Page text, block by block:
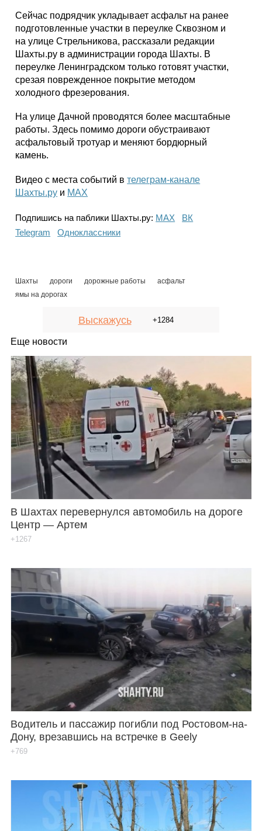
Сейчас подрядчик укладывает асфальт на ранее
подготовленные участки в переулке Сквозном и
на улице Стрельникова, рассказали редакции
Шахты.ру в администрации города Шахты. В
переулке Ленинградском только готовят участки,
срезая поврежденное покрытие методом
холодного фрезерования.
На улице Дачной проводятся более масштабные
работы. Здесь помимо дороги обустраивают
асфальтовый тротуар и меняют бордюрный
камень.
Видео с места событий втелеграм-канале
Шахты.ру и МАХ
Подпишись на паблики Шахты.ру: МАХ
ВК
Telegram
Одноклассники
Шахты дороги дорожные работы
асфальт
ямы на дорогах
Выскажусь +1284
Еще новости
В Шахтах перевернулся автомобиль на дороге
Центр — Артем
+1267
Водитель и пассажир погибли под Ростовом-на-
Дону, врезавшись на встречке в Geely
+769